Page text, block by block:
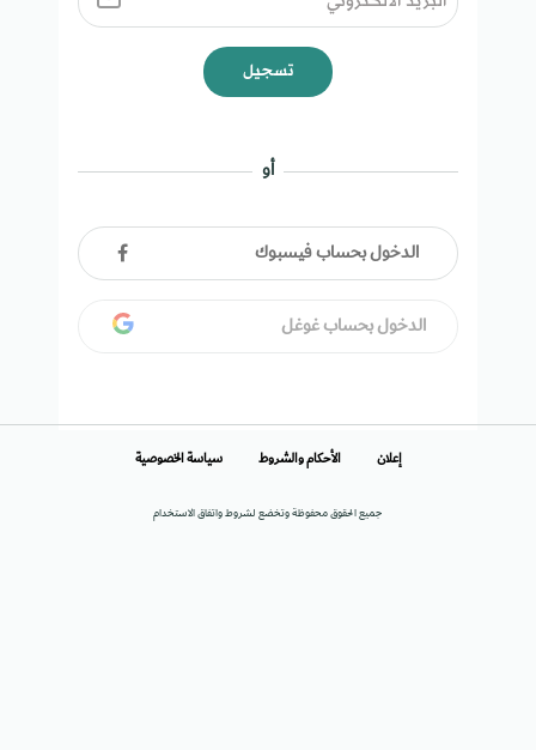
تسجيل
أو
الدخول بحساب فيسبوك
الدخول بحساب غوغل
جميع الحقوق محفوظة وتخضع لشروط واتفاق الاستخدام
إعلان الأحكام والشروط سياسة الخصوصية